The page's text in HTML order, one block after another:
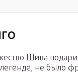
Шива
не было